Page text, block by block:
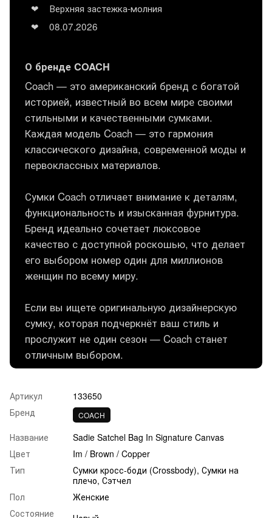
Верхняя застежка-молния
08.07.2026
О бренде COACH
Coach — это американский бренд с богатой
историей, известный во всем мире своими
стильными и качественными сумками.
Каждая модель Coach — это гармония
классического дизайна, современной моды и
первоклассных материалов.
Сумки Coach отличает внимание к деталям,
функциональность и изысканная фурнитура.
Бренд идеально сочетает люксовое
качество с доступной роскошью, что делает
его выбором номер один для миллионов
женщин по всему миру.
Если вы ищете оригинальную дизайнерскую
сумку, которая подчеркнёт ваш стиль и
прослужит не один сезон — Coach станет
отличным выбором.
Артикул
133650
Бренд
COACH
Название
Sadie Satchel Bag In Signature Canvas
Цвет
Im / Brown / Copper
Тип
Сумки кросс-боди (Crossbody), Сумки на
плечо, Сэтчел
Пол
Женские
Состояние